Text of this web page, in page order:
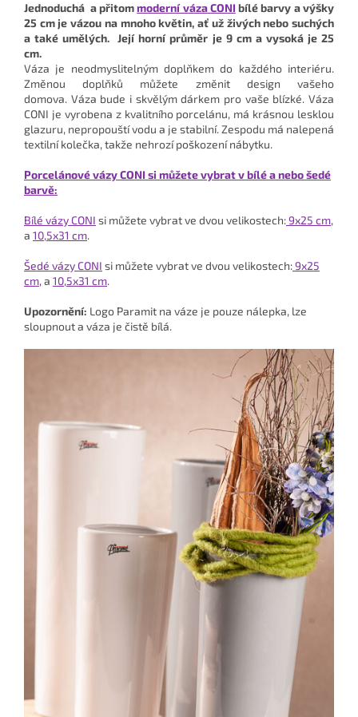
Jednoduchá a přitommoderní váza CONI bílé barvy a výšky
25 cm je vázou na mnoho květin, ať už živých nebo suchých
a také umělých. Její horní průměr je 9 cm a vysoká je 25
cm.
Váza je neodmyslitelným doplňkem do každého interiéru.
Změnou doplňků můžete změnit design vašeho
domova. Váza bude i skvělým dárkem pro vaše blízké. Váza
CONI je vyrobena z kvalitního porcelánu, má krásnou lesklou
glazuru, nepropouští vodu a je stabilní. Zespodu má nalepená
textilní kolečka, takže nehrozí poškození nábytku.
Porcelánové vázy CONI si můžete vybrat v bílé a nebo šedé
barvě:
Bílé vázy CONI si můžete vybrat ve dvou velikostech:9x25 cm,
a 10,5x31 cm.
Šedé vázy CONI si můžete vybrat ve dvou velikostech:9x25
cm, a 10,5x31 cm.
Upozornění: Logo Paramit na váze je pouze nálepka, lze
sloupnout a váza je čistě bílá.